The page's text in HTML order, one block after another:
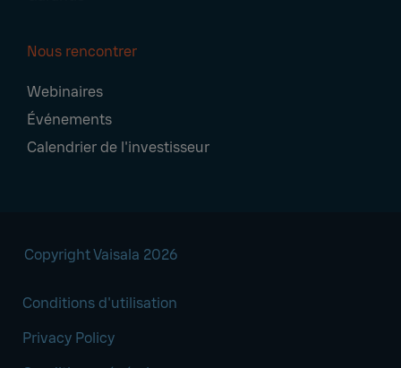
Nous rencontrer
Webinaires
Événements
Calendrier de l'investisseur
Copyright Vaisala 2026
Conditions d'utilisation
Privacy Policy